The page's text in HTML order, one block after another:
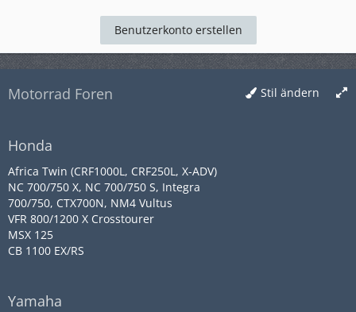
Benutzerkonto erstellen
Stil ändern
Motorrad Foren
Honda
Africa Twin (CRF1000L, CRF250L, X-ADV)
NC 700/750 X, NC 700/750 S, Integra
700/750, CTX700N, NM4 Vultus
VFR 800/1200 X Crosstourer
MSX 125
CB 1100 EX/RS
Yamaha